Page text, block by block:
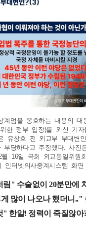
계엄을 옹호하는 내용의 대
위한 정부 입장)를 외신 기
유창호 전 외교부 부대변
당하다고 주장했다. 사진
16일 국회 외교통일위원
터넷의사중계시스템 화면